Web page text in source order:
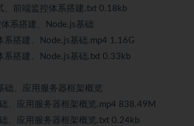
前端监控体系搭建.txt 0.18kb
系搭建、Node.js基础
搭建、Node.js基础.mp4 1.16G
搭建、Node.js基础.txt 0.33kb
、应用服务器框架概览
、应用服务器框架概览.mp4 838.49M
、应用服务器框架概览.txt 0.24kb